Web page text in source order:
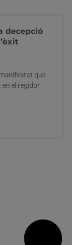
decepció
que
el regidor